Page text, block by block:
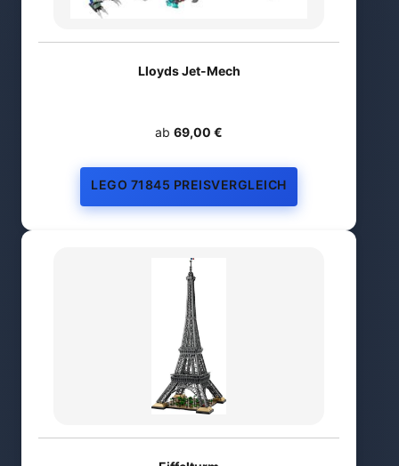
Lloyds Jet-Mech
ab 69,00 €
LEGO 71845 PREISVERGLEICH